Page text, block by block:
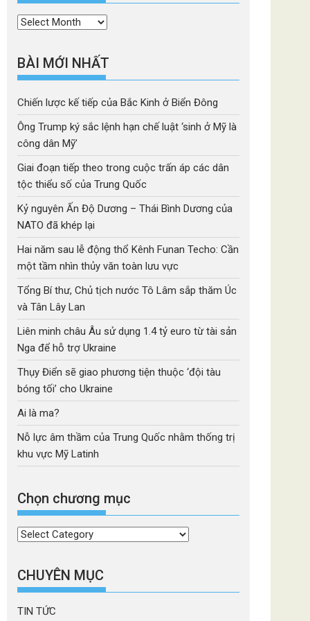
Thời
BÀI MỚI NHẤT
Chiến lược kế tiếp của Bắc Kinh ở Biển Đông
Ông Trump ký sắc lệnh hạn chế luật ‘sinh ở Mỹ là
công dân Mỹ’
Giai đoạn tiếp theo trong cuộc trấn áp các dân
tộc thiểu số của Trung Quốc
Kỷ nguyên Ấn Độ Dương – Thái Bình Dương của
NATO đã khép lại
Hai năm sau lễ động thổ Kênh Funan Techo: Cần
một tầm nhìn thủy văn toàn lưu vực
Tổng Bí thư, Chủ tịch nước Tô Lâm sắp thăm Úc
và Tân Lây Lan
Liên minh châu Âu sử dụng 1.4 tỷ euro từ tài sản
Nga để hỗ trợ Ukraine
Thụy Điển sẽ giao phương tiện thuộc ‘đội tàu
bóng tối’ cho Ukraine
Ai là ma?
Nỗ lực âm thầm của Trung Quốc nhằm thống trị
khu vực Mỹ Latinh
Chọn chương mục
Chọn
mục
CHUYÊN MỤC
TIN TỨC